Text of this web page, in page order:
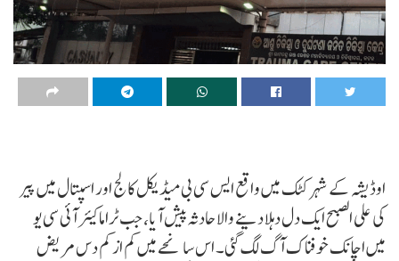
اوڈیشہ کے شہر کٹک میں واقع ایس سی بی میڈیکل کالج اور اسپتال میں پیر
کی علی الصبح ایک دل دہلا دینے والا حادثہ پیش آیا، جب ٹراما کیئر آئی سی یو
میں اچانک خوفناک آگ لگ گئی۔ اس سانحے میں کم از کم دس مریض